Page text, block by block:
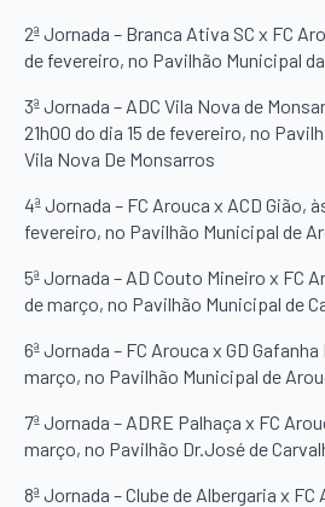
2ª Jornada – Branca Ativa SC x FC
de fevereiro, no Pavilhão Municipal
3ª Jornada – ADC Vila Nova de
21h00 do dia 15 de fevereiro, no
Vila Nova De Monsarros
4ª Jornada – FC Arouca x ACD Gião,
fevereiro, no Pavilhão Municipal de
5ª Jornada – AD Couto Mineiro x FC
de março, no Pavilhão Municipal de
6ª Jornada – FC Arouca x GD
março, no Pavilhão Municipal de
7ª Jornada – ADRE Palhaça x FC
março, no Pavilhão Dr.José de
8ª Jornada – Clube de Albergaria x